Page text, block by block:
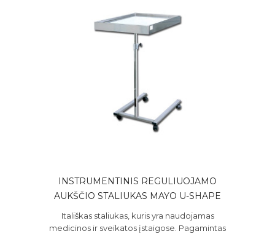
INSTRUMENTINIS REGULIUOJAMO
AUKŠČIO STALIUKAS MAYO U-SHAPE
Itališkas staliukas, kuris yra naudojamas
medicinos ir sveikatos įstaigose. Pagamintas